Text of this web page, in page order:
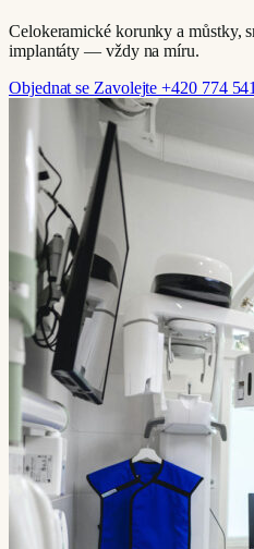
Celokeramické korunky a můstky,
implantáty — vždy na míru.
Objednat se Zavolejte +420 774